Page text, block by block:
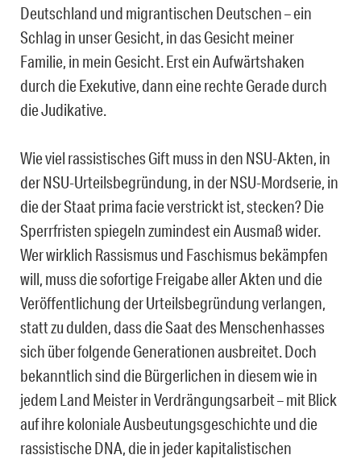
Deutschland und migrantischen Deutschen – ein
Schlag in unser Gesicht, in das Gesicht meiner
Familie, in mein Gesicht. Erst ein Aufwärtshaken
durch die Exekutive, dann eine rechte Gerade durch
die Judikative.
Wie viel rassistisches Gift muss in den NSU-Akten, in
der NSU-Urteilsbegründung, in der NSU-Mordserie, in
die der Staat prima facie verstrickt ist, stecken? Die
Sperrfristen spiegeln zumindest ein Ausmaß wider.
Wer wirklich Rassismusund Faschismus bekämpfen
will, muss die sofortige Freigabe aller Akten und die
Veröffentlichung der Urteilsbegründung verlangen,
statt zu dulden, dass die Saat des Menschenhasses
sich über folgende Generationen ausbreitet. Doch
bekanntlich sind die Bürgerlichen in diesem wie in
jedem Land Meister in Verdrängungsarbeit – mit Blick
auf ihre koloniale Ausbeutungsgeschichte und die
rassistische DNA, die in jeder kapitalistischen